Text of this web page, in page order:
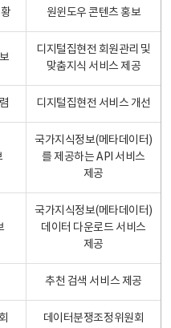
원윈도우 콘텐츠 홍보
디지털집현전 회원관리 및
맞춤지식 서비스 제공
디지털집현전 서비스 개선
국가지식정보(메타데이터)
를 제공하는 API 서비스
제공
국가지식정보(메타데이터)
데이터 다운로드 서비스
제공
추천 검색 서비스 제공
데이터분쟁조정위원회